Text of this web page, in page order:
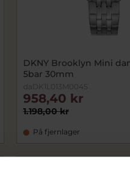
DKNY Brooklyn Mini
5bar 30mm
daDK1L013M0045
1.198,00 kr
958,40 kr
På fjernlager